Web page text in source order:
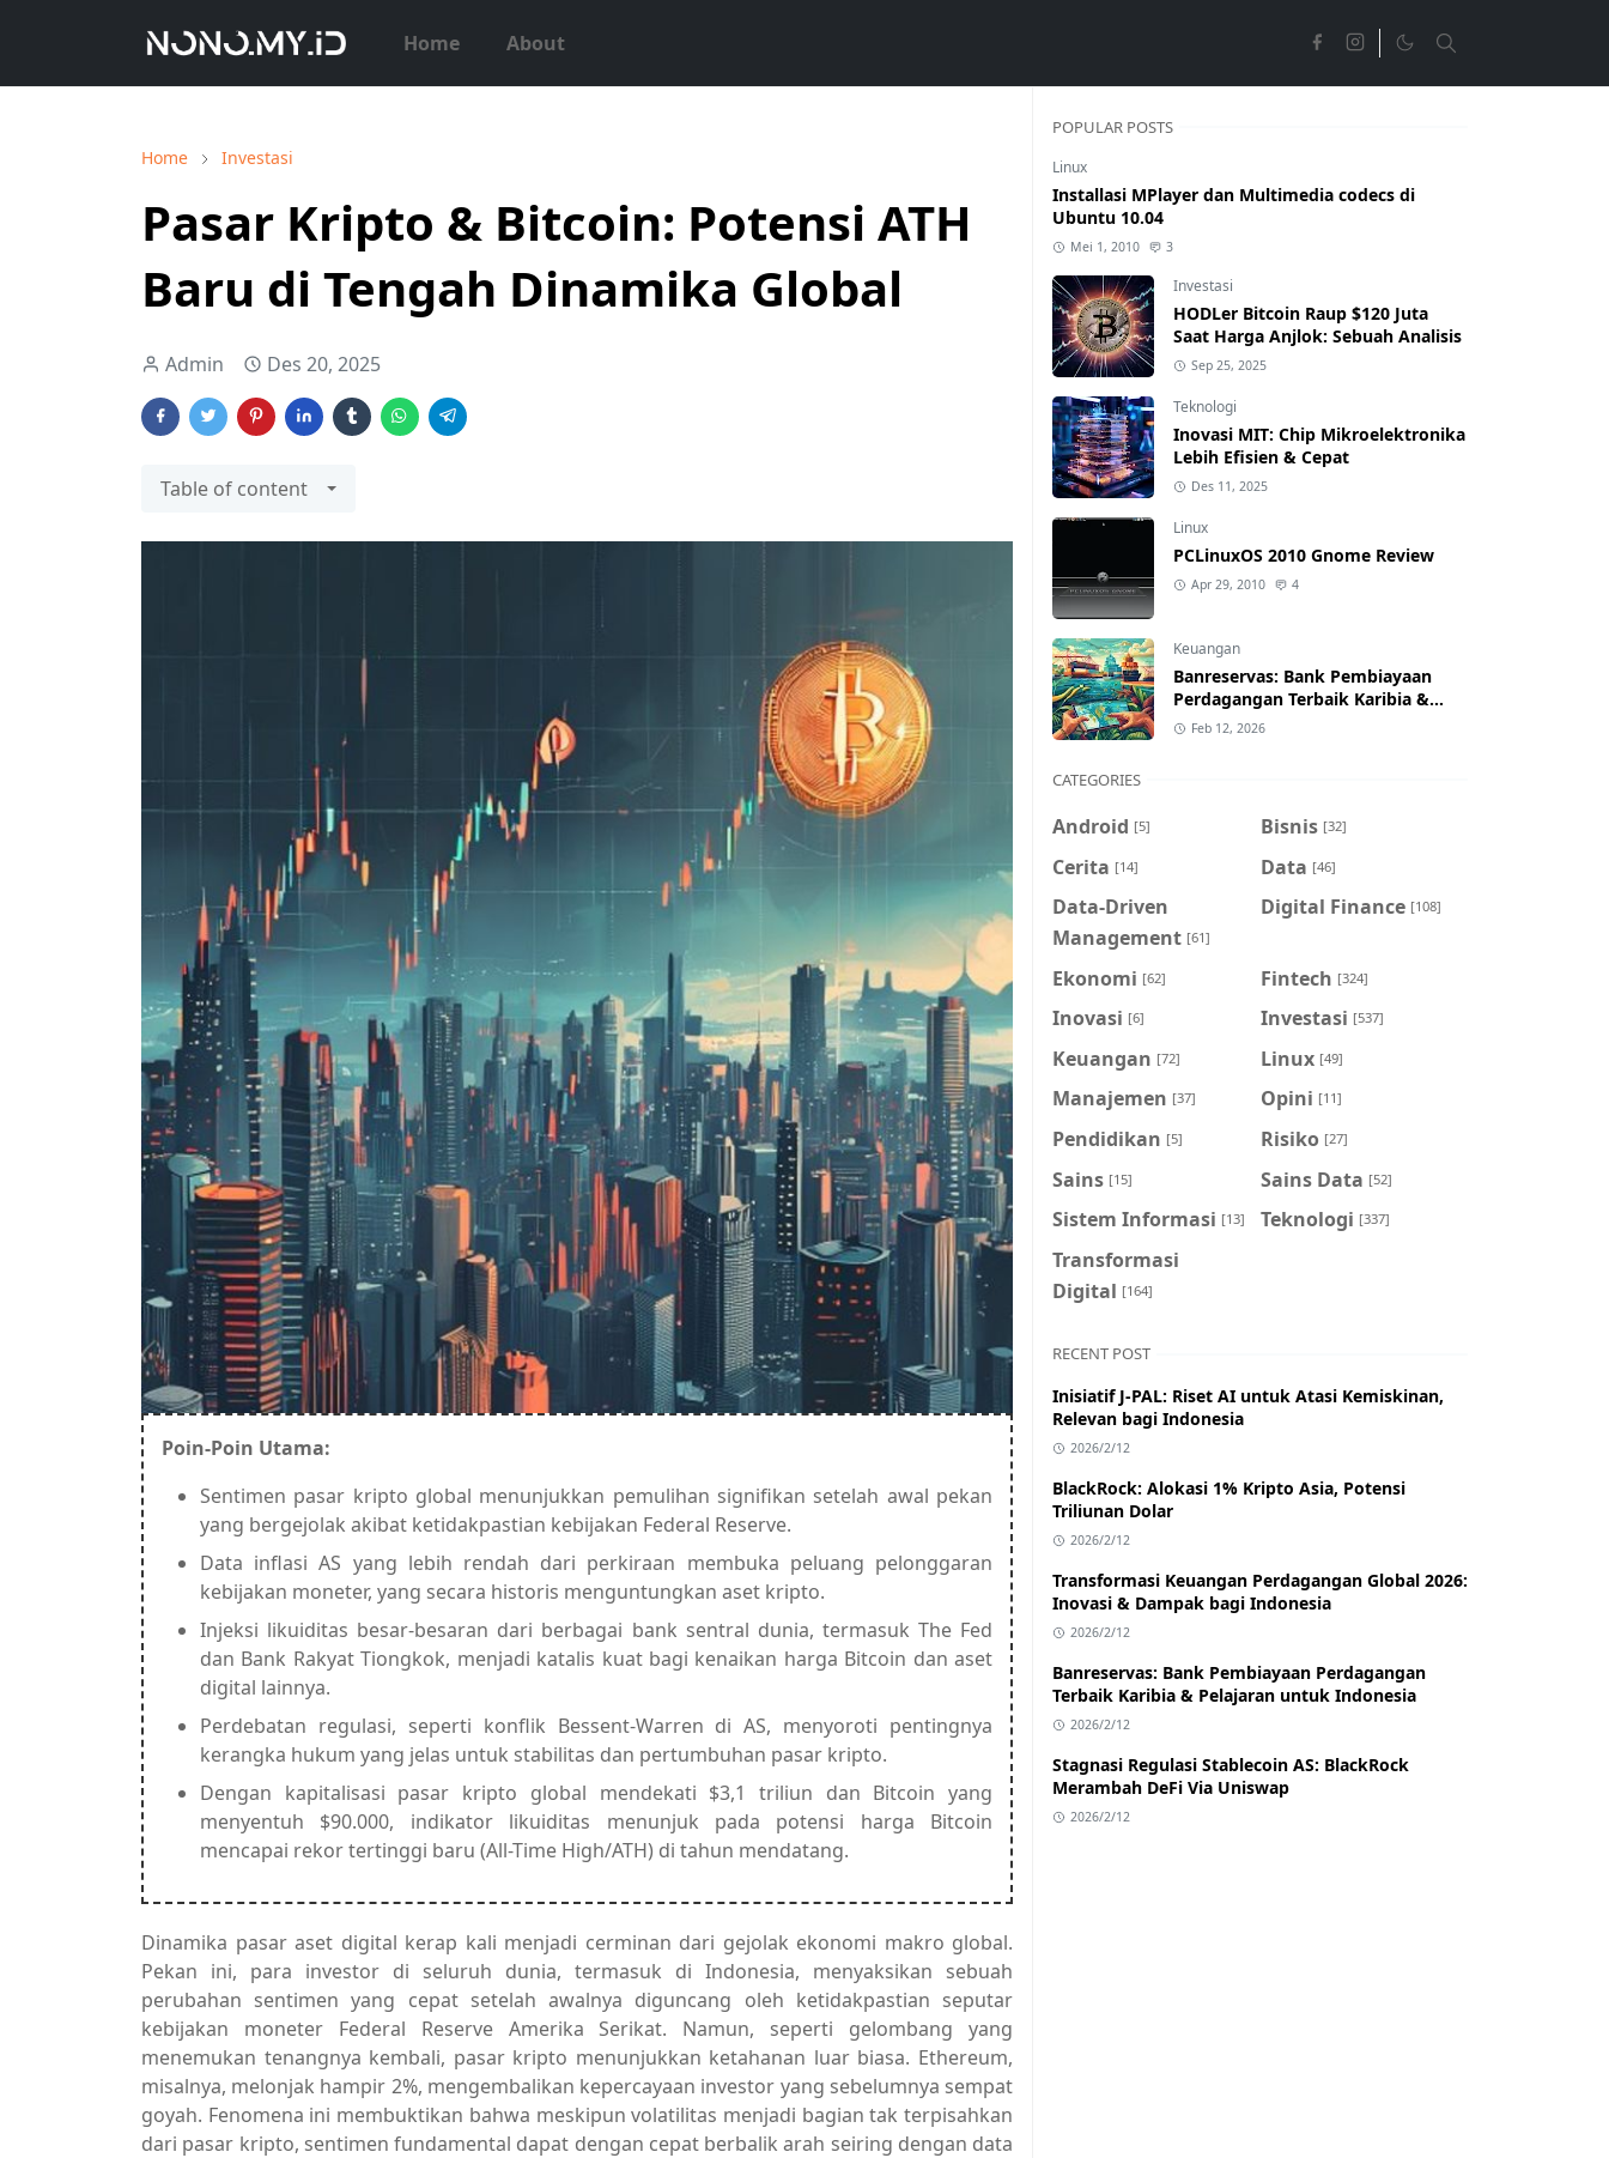
Home About
Home Investasi
Pasar Kripto & Bitcoin: Potensi ATH
Baru di Tengah Dinamika Global
Admin Des 20, 2025
Table of content
Poin-Poin Utama:
Sentimen pasar kripto global menunjukkan pemulihan signifikan setelah awal pekan
yang bergejolak akibat ketidakpastian kebijakan Federal Reserve.
Data inflasi AS yang lebih rendah dari perkiraan membuka peluang pelonggaran
kebijakan moneter, yang secara historis menguntungkan aset kripto.
Injeksi likuiditas besar-besaran dari berbagai bank sentral dunia, termasuk The Fed
dan Bank Rakyat Tiongkok, menjadi katalis kuat bagi kenaikan harga Bitcoin dan aset
digital lainnya.
Perdebatan regulasi, seperti konflik Bessent-Warren di AS, menyoroti pentingnya
kerangka hukum yang jelas untuk stabilitas dan pertumbuhan pasar kripto.
Dengan kapitalisasi pasar kripto global mendekati $3,1 triliun dan Bitcoin yang
menyentuh $90.000, indikator likuiditas menunjuk pada potensi harga Bitcoin
mencapai rekor tertinggi baru (All-Time High/ATH) di tahun mendatang.
Dinamika pasar aset digital kerap kali menjadi cerminan dari gejolak ekonomi makro global.
Pekan ini, para investor di seluruh dunia, termasuk di Indonesia, menyaksikan sebuah
perubahan sentimen yang cepat setelah awalnya diguncang oleh ketidakpastian seputar
kebijakan moneter Federal Reserve Amerika Serikat. Namun, seperti gelombang yang
menemukan tenangnya kembali, pasar kripto menunjukkan ketahanan luar biasa. Ethereum,
misalnya, melonjak hampir 2%, mengembalikan kepercayaan investor yang sebelumnya sempat
goyah. Fenomena ini membuktikan bahwa meskipun volatilitas menjadi bagian tak terpisahkan
dari pasar kripto, sentimen fundamental dapat dengan cepat berbalik arah seiring dengan data
POPULAR POSTS
Linux
Installasi MPlayer dan Multimedia codecs di
Ubuntu 10.04
Mei 1, 2010 3
Investasi
HODLer Bitcoin Raup $120 Juta
Saat Harga Anjlok: Sebuah Analisis
Sep 25, 2025
Teknologi
Inovasi MIT: Chip Mikroelektronika
Lebih Efisien & Cepat
Des 11, 2025
Linux
PCLinuxOS 2010 Gnome Review
Apr 29, 2010 4
Keuangan
Banreservas: Bank Pembiayaan
Perdagangan Terbaik Karibia &
Pelajaran untuk Indonesia
Feb 12, 2026
CATEGORIES
Android [5] Bisnis [32]
Cerita [14] Data [46]
Data-Driven
Management [61]
Digital Finance [108]
Ekonomi [62] Fintech [324]
Inovasi [6] Investasi [537]
Keuangan [72] Linux [49]
Manajemen [37] Opini [11]
Pendidikan [5] Risiko [27]
Sains [15] Sains Data [52]
Sistem Informasi [13] Teknologi [337]
Transformasi
Digital [164]
RECENT POST
Inisiatif J-PAL: Riset AI untuk Atasi Kemiskinan,
Relevan bagi Indonesia
2026/2/12
BlackRock: Alokasi 1% Kripto Asia, Potensi
Triliunan Dolar
2026/2/12
Transformasi Keuangan Perdagangan Global 2026:
Inovasi & Dampak bagi Indonesia
2026/2/12
Banreservas: Bank Pembiayaan Perdagangan
Terbaik Karibia & Pelajaran untuk Indonesia
2026/2/12
Stagnasi Regulasi Stablecoin AS: BlackRock
Merambah DeFi Via Uniswap
2026/2/12